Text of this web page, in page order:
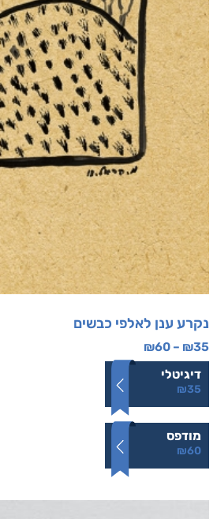
נקרע ענן לאלפי כבשים
₪35
–
₪60
דיגיטלי
₪35
מודפס
₪60